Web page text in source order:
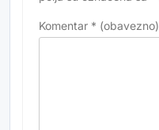
Komentar * (obavezno)